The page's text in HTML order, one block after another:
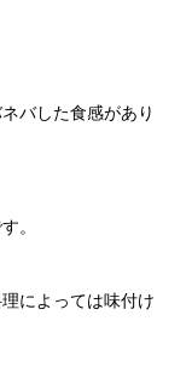
バした食感があり
。
によっては味付け